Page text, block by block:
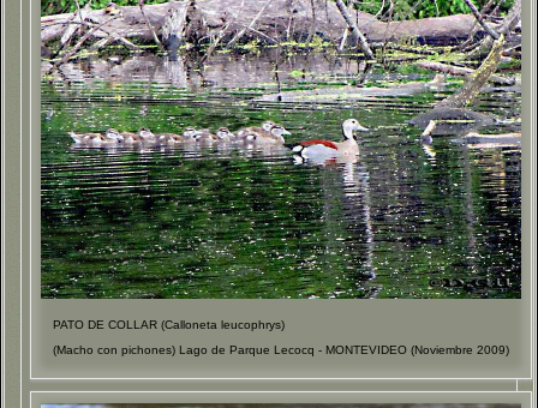
PATO DE COLLAR (Calloneta leucophrys)
(Macho con pichones) Lago de Parque Lecocq - MONTEVIDEO (Noviembre 2009)